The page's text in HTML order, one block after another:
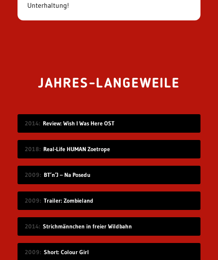
Unterhaltung!
JAHRES-LANGEWEILE
2014 Review: Wish I Was Here OST
2018 Real-Life HUMAN Zoetrope
2009 BT’n’J – Na Posedu
2009 Trailer: Zombieland
2014 Strichmännchen in freier Wildbahn
2009 Short: Colour Girl